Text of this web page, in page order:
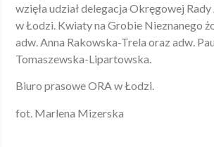
wzięła udział delegacja Okręgowej
w Łodzi. Kwiaty na Grobie Nieznanego
adw. Anna Rakowska-Trela oraz adw.
Tomaszewska-Lipartowska.
Biuro prasowe ORA w Łodzi.
fot. Marlena Mizerska